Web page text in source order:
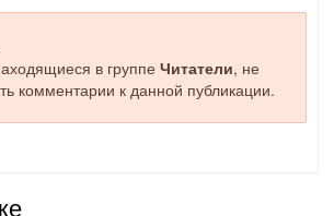
в группе Читатели, не
комментарии к данной публикации.